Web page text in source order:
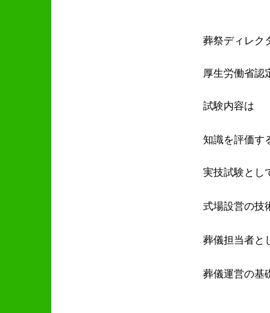
葬祭ディレク
厚生労働省認
試験内容は
知識を評価す
実技試験とし
式場設営の技
葬儀担当者と
葬儀運営の基